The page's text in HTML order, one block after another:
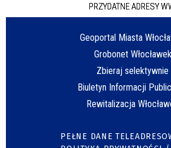
PRZYDATNE ADRESY
Geoportal Miasta
Grobonet Włocławek
Zbieraj selektywnie
Biuletyn Informacji
Rewitalizacja
PEŁNE DANE